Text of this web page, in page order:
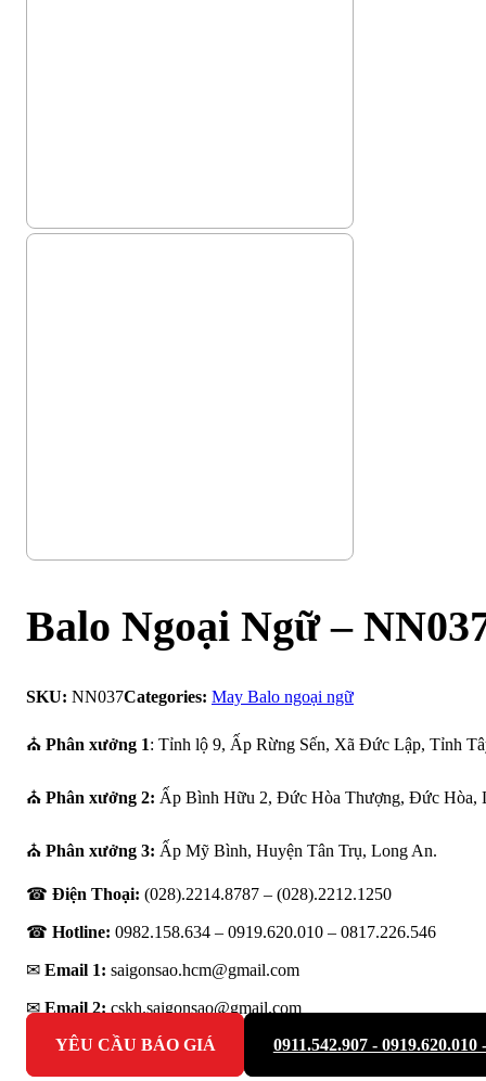
Balo Ngoại Ngữ –
SKU: NN037Categories: May Balo ngoại ngữ
⛪ Phân xưởng 1: Tỉnh lộ 9, Ấp Rừng Sến, Xã Đức Lập, Tỉnh
⛪ Phân xưởng 2: Ấp Bình Hữu 2, Đức Hòa Thượng, Đức Hòa,
⛪ Phân xưởng 3: Ấp Mỹ Bình, Huyện Tân Trụ, Long An.
☎ Điện Thoại: (028).2214.8787 – (028).2212.1250
☎ Hotline: 0982.158.634 – 0919.620.010 – 0817.226.546
✉ Email 1: saigonsao.hcm@gmail.com
✉ Email 2: cskh.saigonsao@gmail.com
YÊU CẦU BÁO GIÁ
0911.542.907 - 0919.620.010